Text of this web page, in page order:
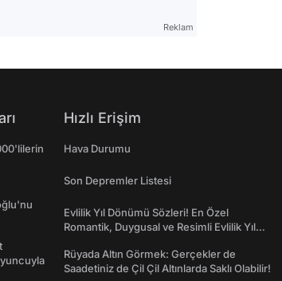
Reklam
Hızlı Erişim
Hava Durumu
Son Depremler Listesi
Evlilik Yıl Dönümü Sözleri! En Özel
Romantik, Duygusal ve Resimli Evlilik Yıl
Rüyada Altın Görmek: Gerçekler de
Saadetiniz de Çil Çil Altınlarda Saklı Olabilir!